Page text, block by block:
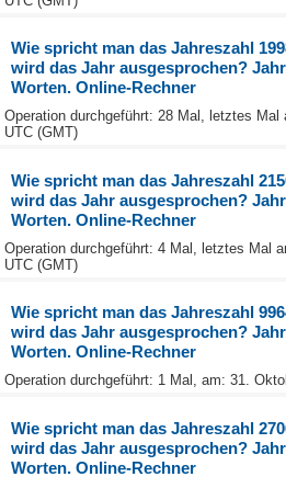
Wie spricht man das Jahreszahl
wird das Jahr ausgesprochen?
Worten. Online-Rechner
Operation durchgeführt: 28 Mal, letztes Mal
UTC (GMT)
Wie spricht man das Jahreszahl
wird das Jahr ausgesprochen?
Worten. Online-Rechner
Operation durchgeführt: 4 Mal, letztes Mal
UTC (GMT)
Wie spricht man das Jahreszahl
wird das Jahr ausgesprochen?
Worten. Online-Rechner
Operation durchgeführt: 1 Mal, am: 31.
Wie spricht man das Jahreszahl
wird das Jahr ausgesprochen?
Worten. Online-Rechner